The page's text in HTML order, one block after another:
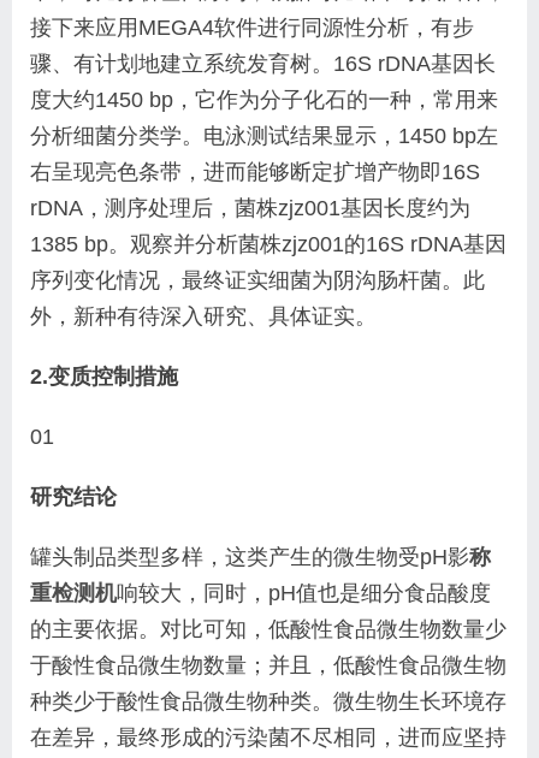
接下来应用MEGA4软件进行同源性分析，有步
骤、有计划地建立系统发育树。16S rDNA基因长
度大约1450 bp，它作为分子化石的一种，常用来
分析细菌分类学。电泳测试结果显示，1450 bp左
右呈现亮色条带，进而能够断定扩增产物即16S
rDNA，测序处理后，菌株zjz001基因长度约为
1385 bp。观察并分析菌株zjz001的16S rDNA基因
序列变化情况，最终证实细菌为阴沟肠杆菌。此
外，新种有待深入研究、具体证实。
2.变质控制措施
01
研究结论
罐头制品类型多样，这类产生的微生物受pH影称
重检测机响较大，同时，pH值也是细分食品酸度
的主要依据。 对比可知，低酸性食品微生物数量少
于酸性食品微生物数量；并且，低酸性食品微生物
种类少于酸性食品微生物种类。微生物生长环境存
在差异，最终形成的污染菌不尽相同，进而应坚持